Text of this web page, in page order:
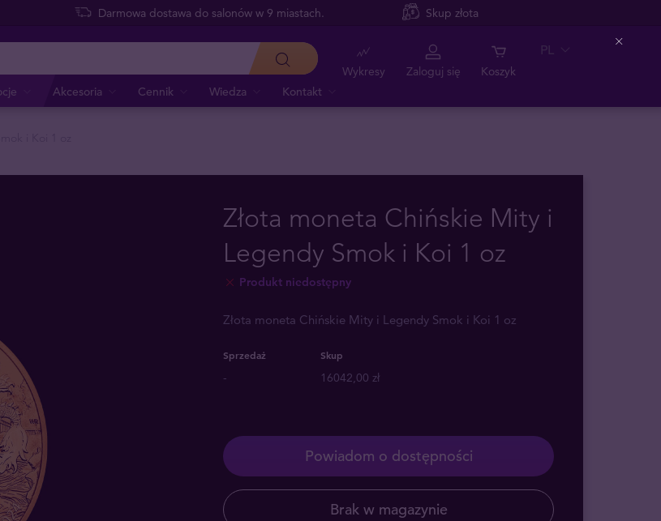
Darmowa dostawa do salonów w 9 miastach. Skup złota
Akcesoria Cennik Wiedza Kontakt
Wykresy Zaloguj się Koszyk
PL
Złota moneta Chińskie Mity i
Legendy Smok i Koi 1 oz
Produkt niedostępny
Złota moneta Chińskie Mity i Legendy Smok i Koi 1 oz
Sprzedaż Skup
- 16042,00 zł
Powiadom o dostępności
Brak w magazynie
Close